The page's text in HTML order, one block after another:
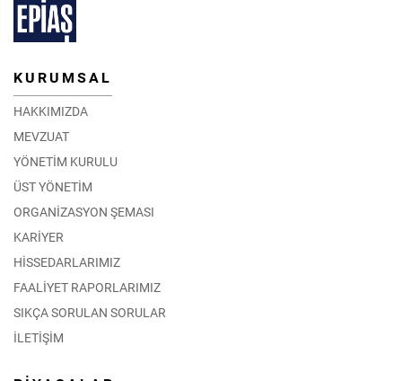
KURUMSAL
HAKKIMIZDA
MEVZUAT
YÖNETİM KURULU
ÜST YÖNETİM
ORGANİZASYON ŞEMASI
KARİYER
HİSSEDARLARIMIZ
FAALİYET RAPORLARIMIZ
SIKÇA SORULAN SORULAR
İLETİŞİM